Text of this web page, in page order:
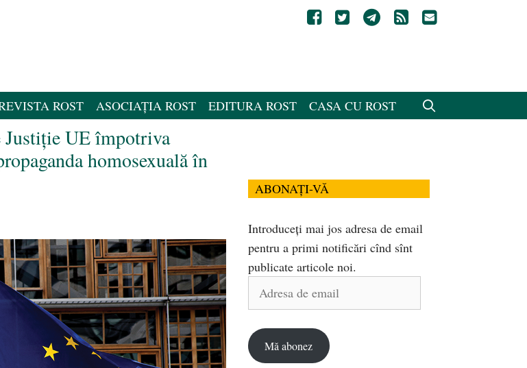
ROST ASOCIAȚIA ROST EDITURA ROST CASA CU ROST
Justiție UE împotriva
homosexuală în
ABONAȚI-VĂ
Introduceți mai jos adresa de email
pentru a primi notificări cînd sînt
publicate articole noi.
Adresa
Mă abonez